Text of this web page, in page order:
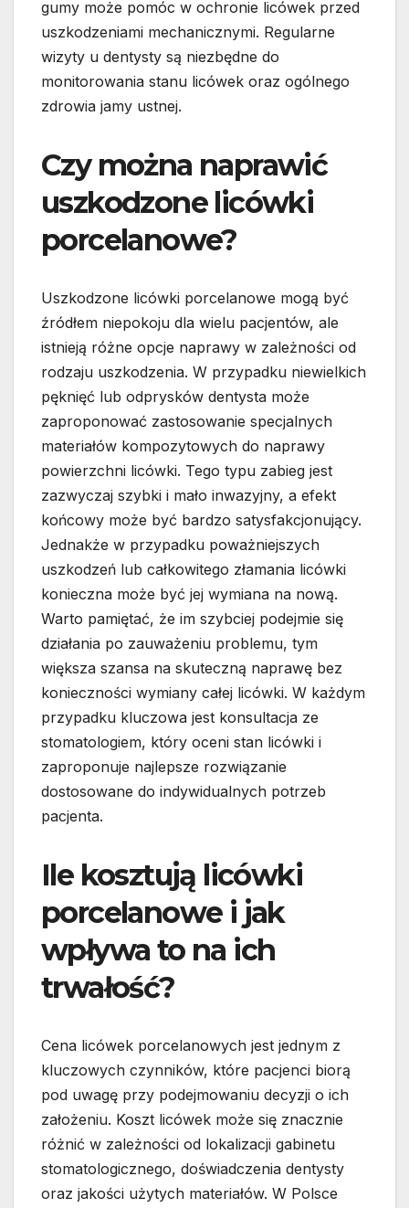
gumy może pomóc w ochronie licówek przed
uszkodzeniami mechanicznymi. Regularne
wizyty u dentysty są niezbędne do
monitorowania stanu licówek oraz ogólnego
zdrowia jamy ustnej.
Czy można naprawić
uszkodzone licówki
porcelanowe?
Uszkodzone licówki porcelanowe mogą być
źródłem niepokoju dla wielu pacjentów, ale
istnieją różne opcje naprawy w zależności od
rodzaju uszkodzenia. W przypadku niewielkich
pęknięć lub odprysków dentysta może
zaproponować zastosowanie specjalnych
materiałów kompozytowych do naprawy
powierzchni licówki. Tego typu zabieg jest
zazwyczaj szybki i mało inwazyjny, a efekt
końcowy może być bardzo satysfakcjonujący.
Jednakże w przypadku poważniejszych
uszkodzeń lub całkowitego złamania licówki
konieczna może być jej wymiana na nową.
Warto pamiętać, że im szybciej podejmie się
działania po zauważeniu problemu, tym
większa szansa na skuteczną naprawę bez
konieczności wymiany całej licówki. W każdym
przypadku kluczowa jest konsultacja ze
stomatologiem, który oceni stan licówki i
zaproponuje najlepsze rozwiązanie
dostosowane do indywidualnych potrzeb
pacjenta.
Ile kosztują licówki
porcelanowe i jak
wpływa to na ich
trwałość?
Cena licówek porcelanowych jest jednym z
kluczowych czynników, które pacjenci biorą
pod uwagę przy podejmowaniu decyzji o ich
założeniu. Koszt licówek może się znacznie
różnić w zależności od lokalizacji gabinetu
stomatologicznego, doświadczenia dentysty
oraz jakości użytych materiałów. W Polsce